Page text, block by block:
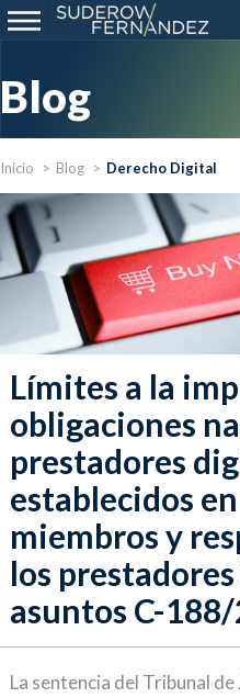
Blog
Inicio Blog Derecho Digital
Límites a la
obligaciones
prestadores
establecidos
miembros y
los
asuntos C-
La sentencia del Tribunal